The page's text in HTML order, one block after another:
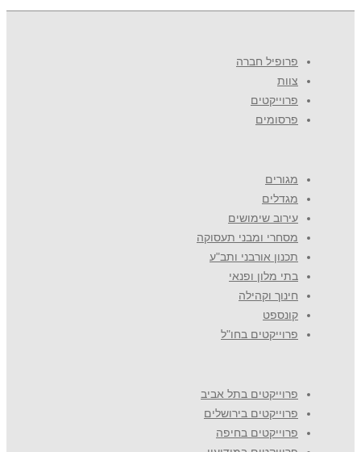
פרופיל חברה
צוות
פרוייקטים
פרסומים
מגורים
מגדלים
עירוב שימושים
מסחרי ומבני תעסוקה
תכנון אורבני ותב"ע
בתי מלון ופנאי
חינוך וקהילה
קונספט
פרוייקטים בחו"ל
פרוייקטים בתל אביב
פרוייקטים בירושלים
פרוייקטים בחיפה